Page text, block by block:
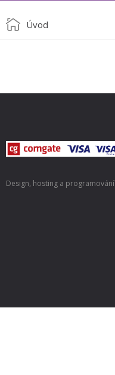
Úvod
Design, hosting a programování